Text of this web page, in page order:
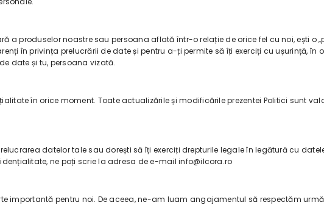
a produselor noastre sau persoana aflată într-o relație de orice fel cu noi, ești o
în privința prelucrării de date și pentru a-ți permite să îți exerciți cu ușurință, în
date și tu, persoana vizată.
în orice moment. Toate actualizările și modificările prezentei Politici sunt
datelor tale sau dorești să îți exerciți drepturile legale în legătură cu
ne poți scrie la adresa de e-mail info@ilcora.ro
importantă pentru noi. De aceea, ne-am luam angajamentul să respectăm